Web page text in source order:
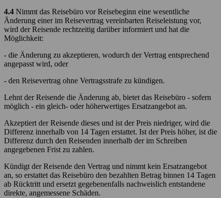
4.4 Nimmt das Reisebüro vor Reisebeginn eine wesentliche
Änderung einer im Reisevertrag vereinbarten Reiseleistung vor,
wird der Reisende rechtzeitig darüber informiert und hat die
Möglichkeit:
- die Änderung zu akzeptieren, wodurch der Vertrag entsprechend
angepasst wird, oder
- den Reisevertrag ohne Vertragsstrafe zu kündigen.
Lehnt der Reisende die Änderung ab, bietet das Reisebüro - sofern
möglich - ein gleich- oder höherwertiges Ersatzangebot an.
Akzeptiert der Reisende dieses und ist der Preis niedriger, wird die
Differenz innerhalb von 14 Tagen erstattet. Ist der Preis höher, ist die
Differenz durch den Reisenden innerhalb der im Schreiben
angegebenen Frist zu zahlen.
Kündigt der Reisende den Vertrag und nimmt kein Ersatzangebot
an, so erstattet das Reisebüro den bezahlten Betrag binnen 14 Tagen
ab Rücktritt und ersetzt gegebenenfalls nachweislich entstandene
direkte, angemessene Schäden.